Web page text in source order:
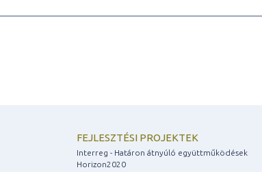
FEJLESZTÉSI PROJEKTEK
Interreg - Határon átnyúló együttműködések
Horizon2020